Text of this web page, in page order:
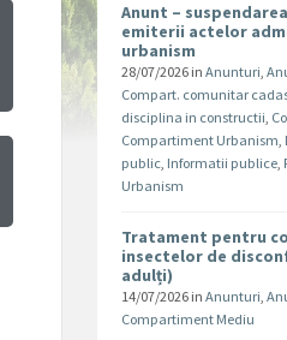
Anunt –
emiterii actelor
urbanism
28/07/2026 inAnunturi,
Compart. comunitar
disciplina in constructii,
Compartiment Urbanism,
public, Informatii publice,
Urbanism
Tratament pentru
insectelor de
adulți)
14/07/2026 inAnunturi,
Compartiment Mediu